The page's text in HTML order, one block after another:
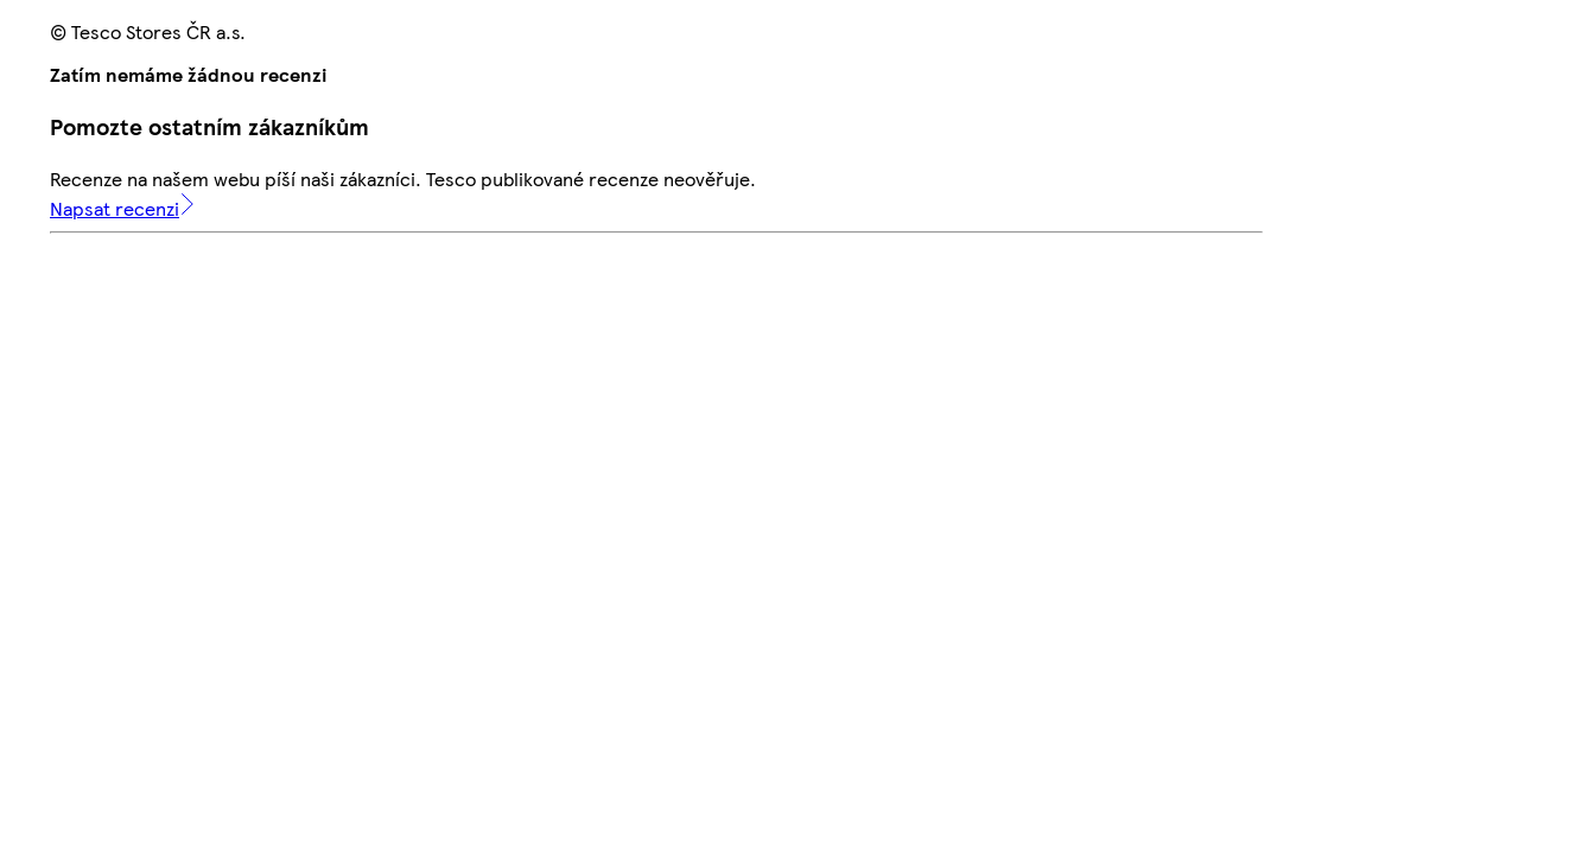
© Tesco Stores ČR a.s.
Zatím nemáme žádnou recenzi
Pomozte ostatním zákazníkům
Recenze na našem webu píší naši zákazníci. Tesco publikované recenze neověřuje.
Napsat recenzi